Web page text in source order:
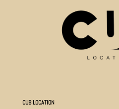
CUB LOCATION